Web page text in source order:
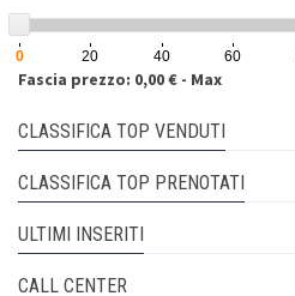
0 20 40 60
Fascia prezzo: 0,00 € - Max
CLASSIFICA TOP VENDUTI
CLASSIFICA TOP PRENOTATI
ULTIMI INSERITI
CALL CENTER